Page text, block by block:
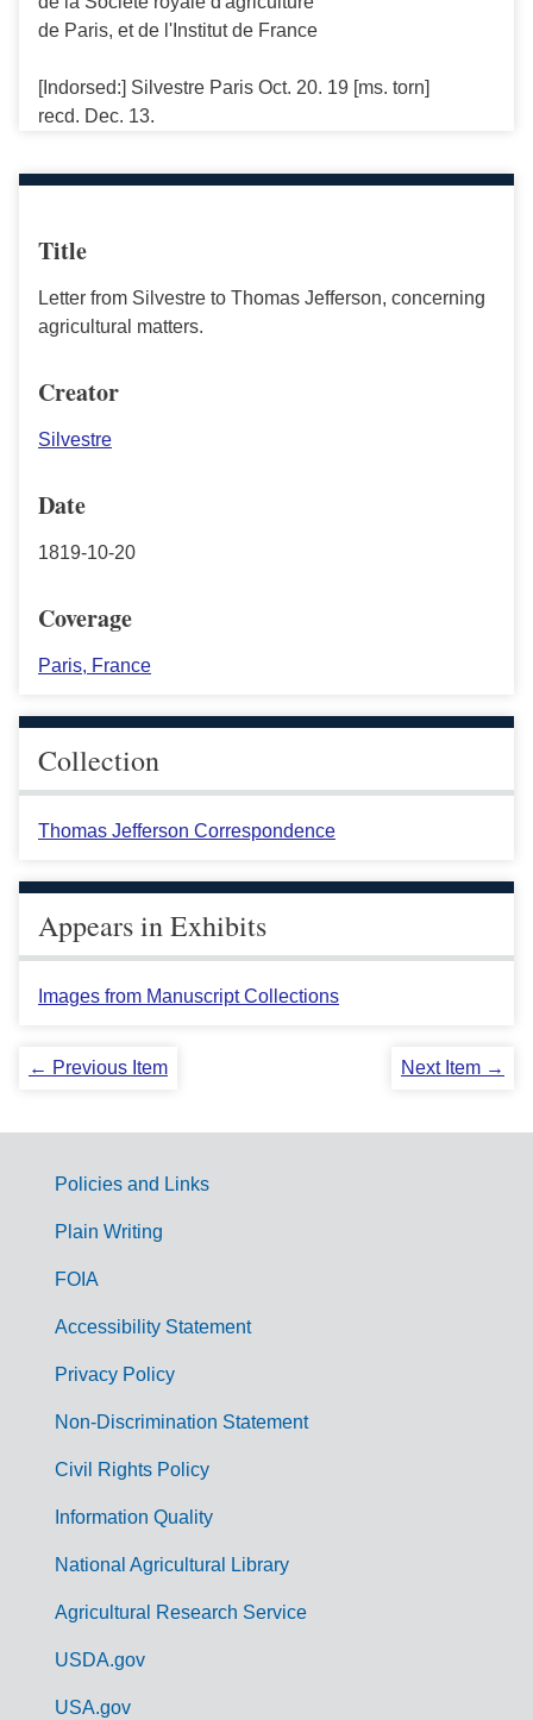
de Paris, et de l'Institut de France
[Indorsed:] Silvestre Paris Oct. 20. 19 [ms. torn]
recd. Dec. 13.
Title
Letter from Silvestre to Thomas Jefferson, concerning
agricultural matters.
Creator
Silvestre
Date
1819-10-20
Coverage
Paris, France
Collection
Thomas Jefferson Correspondence
Appears in Exhibits
Images from Manuscript Collections
← Previous Item Next Item →
G
m
Policies and Links
Plain Writing
FOIA
Accessibility Statement
Privacy Policy
Non-Discrimination Statement
Civil Rights Policy
Information Quality
National Agricultural Library
Agricultural Research Service
USDA.gov
USA.gov